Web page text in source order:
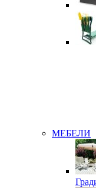
МЕБЕЛИ